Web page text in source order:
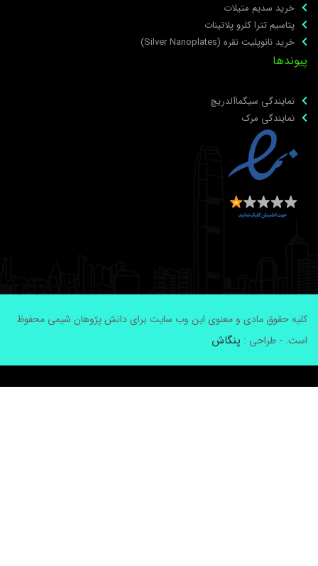
خرید سدیم متیلات
پتاسیم تترا کلرو پلاتینات
خرید نانوپلیت نقره (Silver Nanoplates)
نمایندگی سیگماآلدریچ
نمایندگی مرک
حقوق مادی و معنوی این وب سایت برای دانش پژوهان شیمی محفوظ
- طراحی :پنگاش